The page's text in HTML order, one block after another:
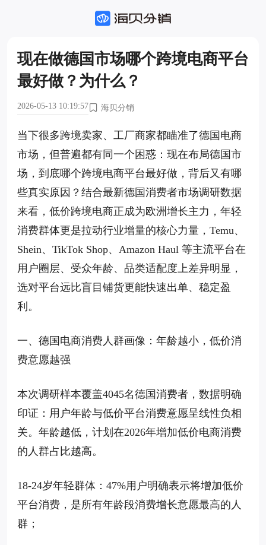
现在做德国市场哪个跨境电商平台
最好做？为什么？
2026-05-13 10:19:57 海贝分销
当下很多跨境卖家、工厂商家都瞄准了德国电商
市场，但普遍都有同一个困惑：现在布局德国市
场，到底哪个跨境电商平台最好做，背后又有哪
些真实原因？结合最新德国消费者市场调研数据
来看，低价跨境电商正成为欧洲增长主力，年轻
消费群体更是拉动行业增量的核心力量，Temu、
Shein、TikTok Shop、Amazon Haul 等主流平台在
用户圈层、受众年龄、品类适配度上差异明显，
选对平台远比盲目铺货更能快速出单、稳定盈
利。
一、德国电商消费人群画像：年龄越小，低价消
费意愿越强
本次调研样本覆盖4045名德国消费者，数据明确
印证：用户年龄与低价平台消费意愿呈线性负相
关。年龄越低，计划在2026年增加低价电商消费
的人群占比越高。
18-24岁年轻群体：47%用户明确表示将增加低价
平台消费，是所有年龄段消费增长意愿最高的人
群；